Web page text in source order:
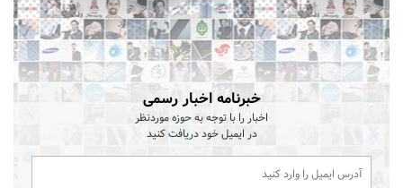
خبرنامه اخبار رسمی
اخبار را با توجه به حوزه موردنظر
در ایمیل خود دریافت کنید